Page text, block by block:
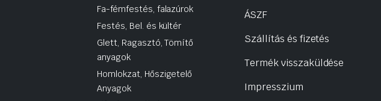
Fa-fémfestés, falazúrok
Festés, Bel. és kültér
Glett, Ragasztó, Tömítő
anyagok
Homlokzat, Hőszigetelő
Anyagok
ÁSZF
Szállítás és fizetés
Termék visszaküldése
Impresszium